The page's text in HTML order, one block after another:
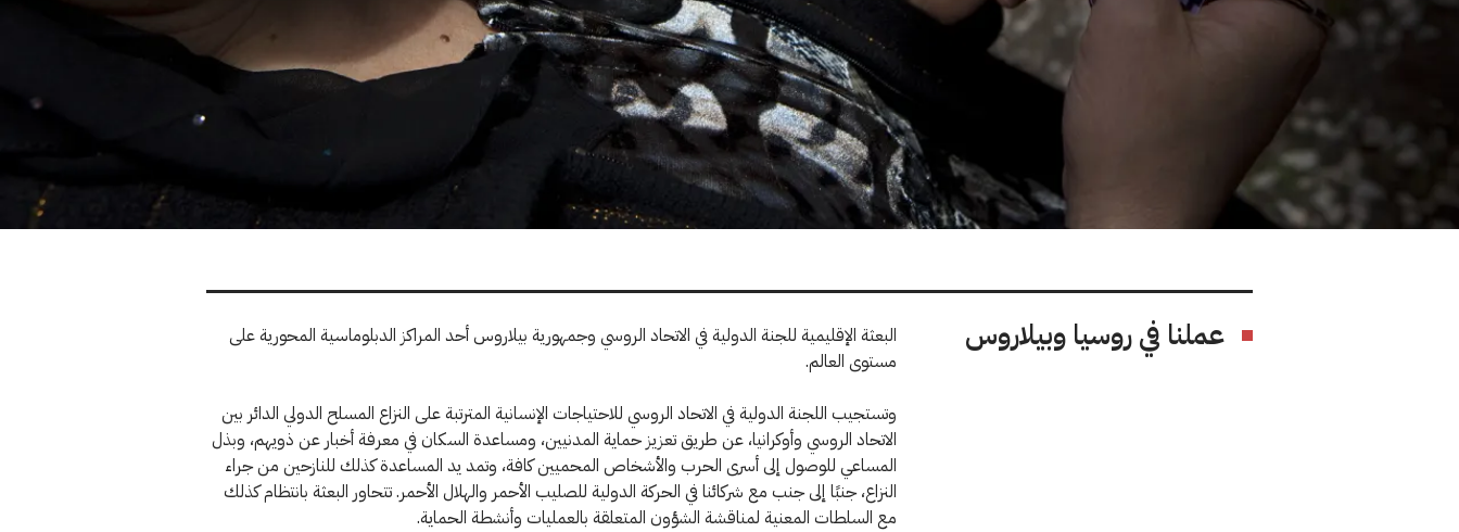
عملنا في روسيا وبيلاروس
البعثة الإقليمية للجنة الدولية في الاتحاد الروسي وجمهورية بيلاروس أحد المراكز الدبلوماسية المحورية على
مستوى العالم.
وتستجيب اللجنة الدولية في الاتحاد الروسي للاحتياجات الإنسانية المترتبة على النزاع المسلح الدولي الدائر بين
الاتحاد الروسي وأوكرانيا، عن طريق تعزيز حماية المدنيين، ومساعدة السكان في معرفة أخبار عن ذويهم، وبذل
المساعي للوصول إلى أسرى الحرب والأشخاص المحميين كافة، وتمد يد المساعدة كذلك للنازحين من جراء
النزاع، جنبًا إلى جنب مع شركائنا في الحركة الدولية للصليب الأحمر والهلال الأحمر. تتحاور البعثة بانتظام كذلك
مع السلطات المعنية لمناقشة الشؤون المتعلقة بالعمليات وأنشطة الحماية.